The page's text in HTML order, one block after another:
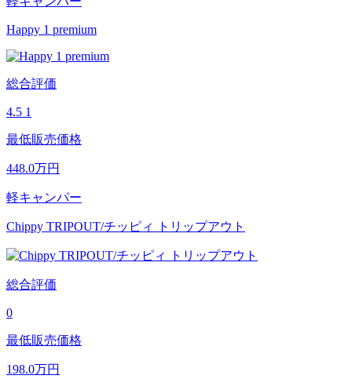
Happy 1 premium
総合評価
4.5 1
最低販売価格
448.0万円
軽キャンパー
Chippy TRIPOUT/チッピィ トリップアウト
総合評価
0
最低販売価格
198.0万円